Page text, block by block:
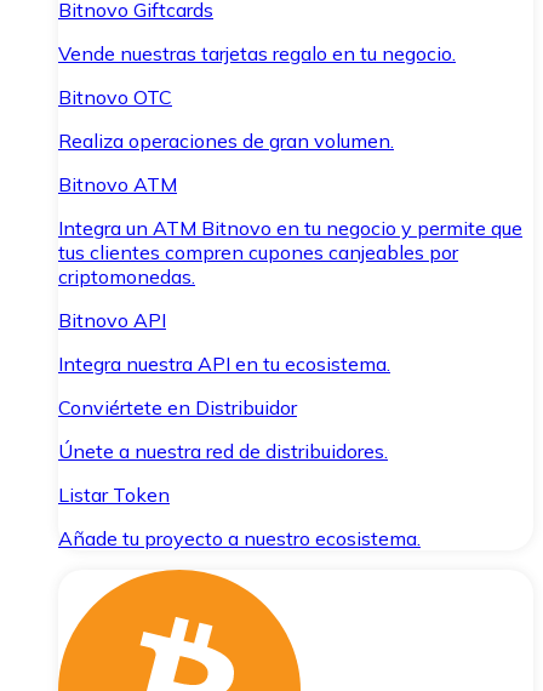
Bitnovo Giftcards
Vende nuestras tarjetas regalo en tu negocio.
Bitnovo OTC
Realiza operaciones de gran volumen.
Bitnovo ATM
Integra un ATM Bitnovo en tu negocio y permite que
tus clientes compren cupones canjeables por
criptomonedas.
Bitnovo API
Integra nuestra API en tu ecosistema.
Conviértete en Distribuidor
Únete a nuestra red de distribuidores.
Listar Token
Añade tu proyecto a nuestro ecosistema.